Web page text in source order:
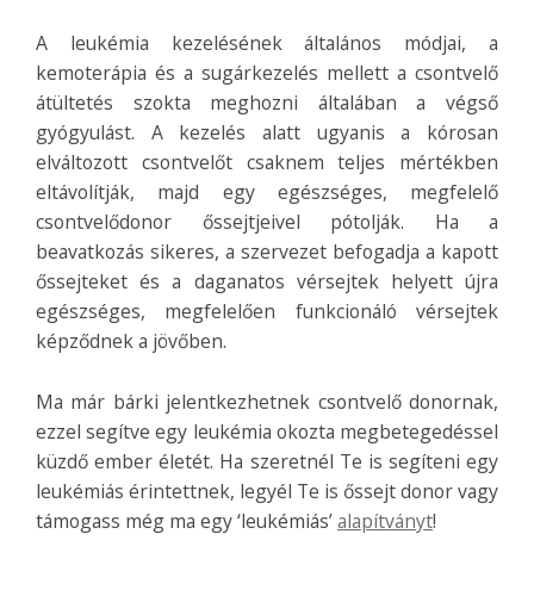
A leukémia kezelésének általános módjai, a
kemoterápia és a sugárkezelés mellett a csontvelő
átültetés szokta meghozni általában a végső
gyógyulást. A kezelés alatt ugyanis a kórosan
elváltozott csontvelőt csaknem teljes mértékben
eltávolítják, majd egy egészséges, megfelelő
csontvelődonor őssejtjeivel pótolják. Ha a
beavatkozás sikeres, a szervezet befogadja a kapott
őssejteket és a daganatos vérsejtek helyett újra
egészséges, megfelelően funkcionáló vérsejtek
képződnek a jövőben.
Ma már bárki jelentkezhetnek csontvelő donornak,
ezzel segítve egy leukémia okozta megbetegedéssel
küzdő ember életét. Ha szeretnél Te is segíteni egy
leukémiás érintettnek, legyél Te is őssejt donor vagy
támogass még ma egy ‘leukémiás’alapítványt!